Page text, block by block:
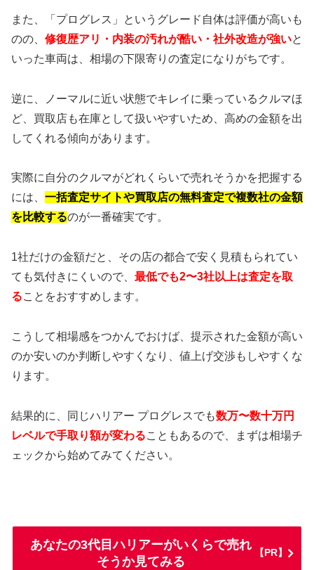
また、「プログレス」というグレード自体は評価が高いも
のの、 修復歴アリ・内装の汚れが酷い・社外改造が強いと
いった車両は、相場の下限寄りの査定になりがちです。
逆に、ノーマルに近い状態でキレイに乗っているクルマほ
ど、買取店も在庫として扱いやすいため、高めの金額を出
してくれる傾向があります。
実際に自分のクルマがどれくらいで売れそうかを把握する
には、 一括査定サイトや買取店の無料査定で複数社の金額
を比較するのが一番確実です。
1社だけの金額だと、その店の都合で安く見積もられてい
ても気付きにくいので、 最低でも2〜3社以上は査定を取
ることをおすすめします。
こうして相場感をつかんでおけば、提示された金額が高い
のか安いのか判断しやすくなり、値上げ交渉もしやすくな
ります。
結果的に、同じハリアー プログレスでも数万〜数十万円
レベルで手取り額が変わることもあるので、まずは相場チ
ェックから始めてみてください。
あなたの3代目ハリアーがいくらで売れ
そうか見てみる
【PR】